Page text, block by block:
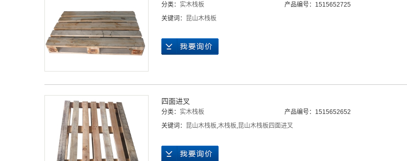
分类： 实木栈板 产品编号：1515652725
关键词： 昆山木栈板
四面进叉
分类： 实木栈板 产品编号：1515652652
关键词： 昆山木栈板,木栈板,昆山木栈板四面进叉